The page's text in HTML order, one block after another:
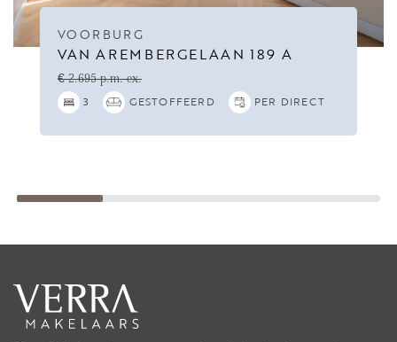
VOORBURG
VAN AREMBERGELAAN 189 A
€ 2.695 p.m. ex.
3 GESTOFFEERD PER DIRECT